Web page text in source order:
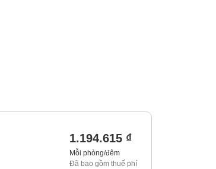
1.194.615 ₫
Mỗi phòng/đêm
Đã bao gồm thuế phí